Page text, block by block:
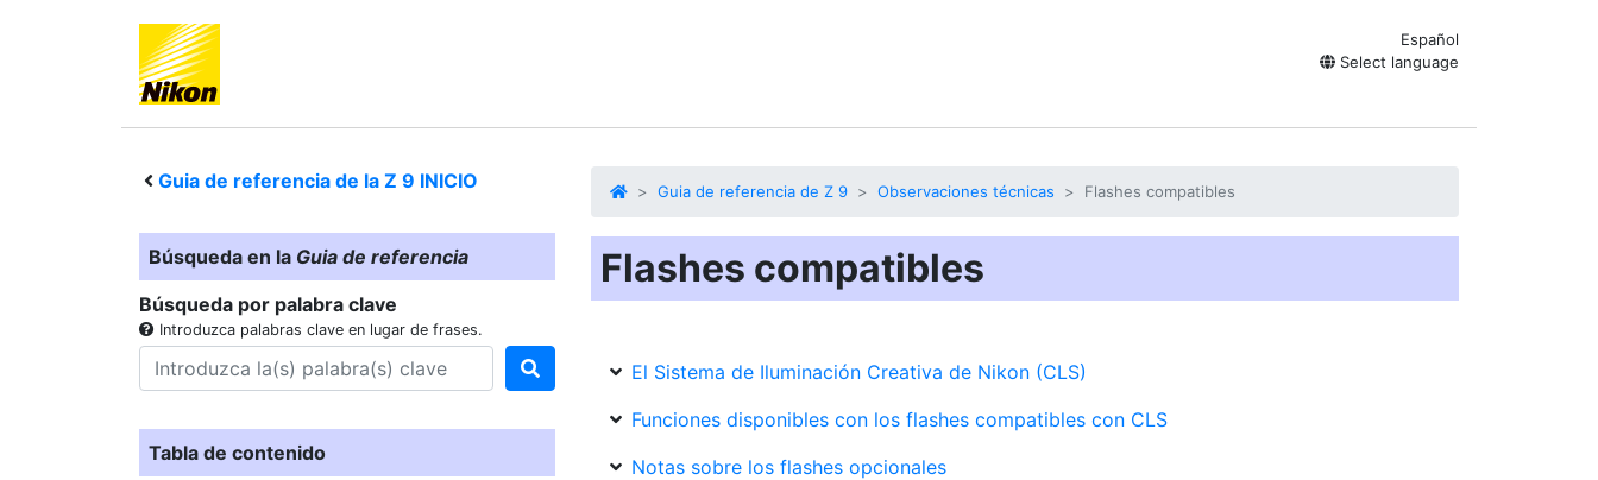
Español
Select language
Guia de referencia de la Z 9 INICIO
Búsqueda en la Guia de referencia
Búsqueda por palabra clave
Introduzca palabras clave en lugar de frases.
Tabla de contenido
Guia de referencia de Z 9 Observaciones técnicas Flashes compatibles
Flashes compatibles
El Sistema de Iluminación Creativa de Nikon (CLS)
Funciones disponibles con los flashes compatibles con CLS
Notas sobre los flashes opcionales